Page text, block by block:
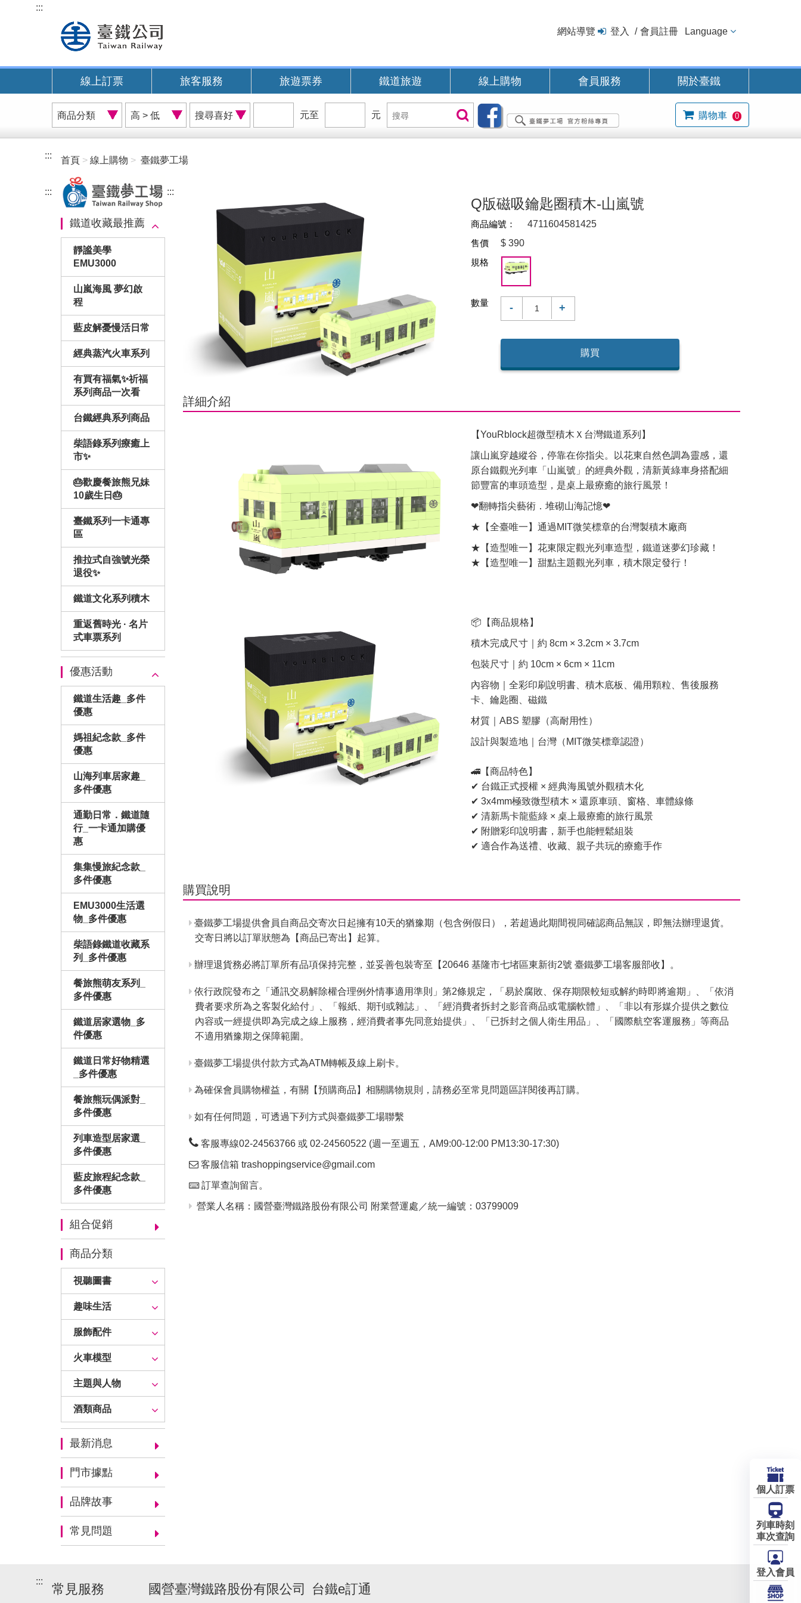
內
:::
網站導覽 登入 會員註冊 Language
線上訂票 旅客服務 旅遊票券 鐵道旅遊 線上購物 會員服務 關於臺鐵
商
品
分
價
格
排
搜
尋
喜
位
元至
位
元
搜
尋
搜尋 購物車 0
::: 首頁 線上購物 臺鐵夢工場
:::
鐵道收藏最推薦
靜謐美學
EMU3000
山嵐海風 夢幻啟
程
藍皮解憂慢活日常
經典蒸汽火車系列
有買有福氣✨祈福
系列商品一次看
台鐵經典系列商品
柴語錄系列療癒上
市✨
🎂歡慶餐旅熊兄妹
10歲生日🎂
臺鐵系列一卡通專
區
推拉式自強號光榮
退役✨
鐵道文化系列積木
重返舊時光 · 名片
式車票系列
優惠活動
鐵道生活趣_多件
優惠
媽祖紀念款_多件
優惠
山海列車居家趣_
多件優惠
通勤日常．鐵道隨
行_一卡通加購優
惠
集集慢旅紀念款_
多件優惠
EMU3000生活選
物_多件優惠
柴語錄鐵道收藏系
列_多件優惠
餐旅熊萌友系列_
多件優惠
鐵道居家選物_多
件優惠
鐵道日常好物精選
_多件優惠
餐旅熊玩偶派對_
多件優惠
列車造型居家選_
多件優惠
藍皮旅程紀念款_
多件優惠
組合促銷
商品分類
視聽圖書
趣味生活
服飾配件
火車模型
主題與人物
酒類商品
最新消息
門市據點
品牌故事
常見問題
:::
Q版磁吸鑰匙圈積木-山嵐號
商品編號：
4711604581425
售價
$ 390
規格
數量 - +
購買
詳細介紹
【YouRblock超微型積木Ｘ台灣鐵道系列】
讓山嵐穿越縱谷，停靠在你指尖。以花東自然色調為靈感，還
原台鐵觀光列車「山嵐號」的經典外觀，清新黃綠車身搭配細
節豐富的車頭造型，是桌上最療癒的旅行風景！
❤翻轉指尖藝術．堆砌山海記憶❤
★【全臺唯一】通過MIT微笑標章的台灣製積木廠商
★【造型唯一】花東限定觀光列車造型，鐵道迷夢幻珍藏！
★【造型唯一】甜點主題觀光列車，積木限定發行！
📦【商品規格】
積木完成尺寸｜約 8cm × 3.2cm × 3.7cm
包裝尺寸｜約 10cm × 6cm × 11cm
內容物｜全彩印刷說明書、積木底板、備用顆粒、售後服務
卡、鑰匙圈、磁鐵
材質｜ABS 塑膠（高耐用性）
設計與製造地｜台灣（MIT微笑標章認證）
🚄【商品特色】
✔ 台鐵正式授權 × 經典海風號外觀積木化
✔ 3x4mm極致微型積木 × 還原車頭、窗格、車體線條
✔ 清新馬卡龍藍綠 × 桌上最療癒的旅行風景
✔ 附贈彩印說明書，新手也能輕鬆組裝
✔ 適合作為送禮、收藏、親子共玩的療癒手作
購買說明
臺鐵夢工場提供會員自商品交寄次日起擁有10天的猶豫期（包含例假日），若超過此期間視同確認商品無誤，即無法辦理退貨。
交寄日將以訂單狀態為【商品已寄出】起算。
辦理退貨務必將訂單所有品項保持完整，並妥善包裝寄至【20646 基隆市七堵區東新街2號 臺鐵夢工場客服部收】。
依行政院發布之「通訊交易解除權合理例外情事適用準則」第2條規定，「易於腐敗、保存期限較短或解約時即將逾期」、「依消
費者要求所為之客製化給付」、「報紙、期刊或雜誌」、「經消費者拆封之影音商品或電腦軟體」、「非以有形媒介提供之數位
內容或一經提供即為完成之線上服務，經消費者事先同意始提供」、「已拆封之個人衛生用品」、「國際航空客運服務」等商品
不適用猶豫期之保障範圍。
臺鐵夢工場提供付款方式為ATM轉帳及線上刷卡。
為確保會員購物權益，有關【預購商品】相關購物規則，請務必至常見問題區詳閱後再訂購。
如有任何問題，可透過下列方式與臺鐵夢工場聯繫
客服專線02-24563766 或 02-24560522 (週一至週五，AM9:00-12:00 PM13:30-17:30)
客服信箱 trashoppingservice@gmail.com
訂單查詢留言。
營業人名稱：國營臺灣鐵路股份有限公司 附業營運處／統一編號：03799009
:::
常見服務 國營臺灣鐵路股份有限公司 台鐵e訂通
個人訂票
列車時刻
車次查詢
登入會員